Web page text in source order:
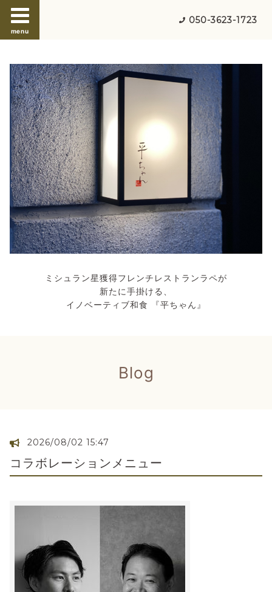
menu
050-3623-1723
ミシュラン星獲得フレンチレストランラペが
新たに手掛ける、
イノベーティブ和食 『平ちゃん』
Blog
2026/08/02 15:47
コラボレーションメニュー